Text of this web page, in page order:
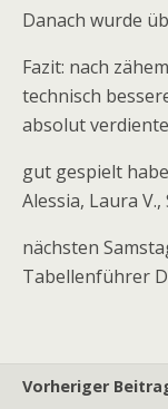
Danach wurde
Fazit: nach
technisch
absolut
gut gespielt
Alessia, Laura
nächsten
Tabellenführer
Vorheriger